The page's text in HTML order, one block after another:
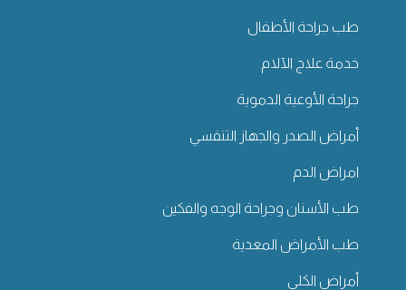
طب جراحة الأطفال
خدمة علاج الآلام
جراحة الأوعية الدموية
أمراض الصدر والجهاز التنفسي
امراض الدم
طب الأسنان وجراحة الوجه والفكين
طب الأمراض المعدية
أمراض الكلى